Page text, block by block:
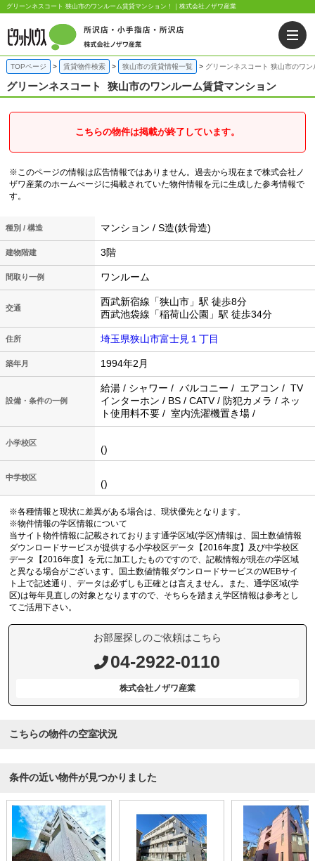
グリーンネスコート 狭山市のワンルーム賃貸マンション！｜株式会社ノザワ産業
TOPページ 賃貸物件検索 狭山市の賃貸情報一覧 グリーンネスコート 狭山市のワ
グリーンネスコート 狭山市のワンルーム賃貸マンション
こちらの物件は掲載が終了しています。
※このページの情報は広告情報ではありません。過去から現在まで株式会社ノ
ザワ産業のホームぺージに掲載されていた物件情報を元に生成した参考情報で
す。
種別 / 構造 マンション / S造(鉄骨造)
建物階建 3階
間取り一例 ワンルーム
交通
西武新宿線「狭山市」駅 徒歩8分
西武池袋線「稲荷山公園」駅 徒歩34分
住所 埼玉県狭山市富士見１丁目
築年月 1994年2月
設備・条件の一例
給湯 / シャワー / バルコニー / エアコン / TV
インターホン / BS / CATV / 防犯カメラ / ネッ
ト使用料不要 / 室内洗濯機置き場 /
小学校区
()
中学校区
()
※各種情報と現状に差異がある場合は、現状優先となります。
※物件情報の学区情報について
当サイト物件情報に記載されております通学区域(学区)情報は、国土数値情報
ダウンロードサービスが提供する小学校区データ【2016年度】及び中学校区
データ【2016年度】を元に加工したものですので、記載情報が現在の学区域
と異なる場合がございます。国土数値情報ダウンロードサービスのWEBサイ
ト上で記述通り、データは必ずしも正確とは言えません。また、通学区域(学
区)は毎年見直しの対象となりますので、そちらを踏まえ学区情報は参考とし
てご活用下さい。
お部屋探しのご依頼はこちら
04-2922-0110
株式会社ノザワ産業
こちらの物件の空室状況
条件の近い物件が見つかりました